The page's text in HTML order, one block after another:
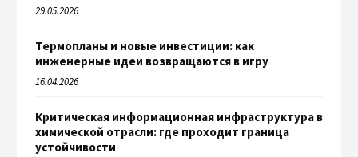
29.05.2026
Термопланы и новые инвестиции: как
инженерные идеи возвращаются в игру
16.04.2026
Критическая информационная инфраструктура в
химической отрасли: где проходит граница
устойчивости